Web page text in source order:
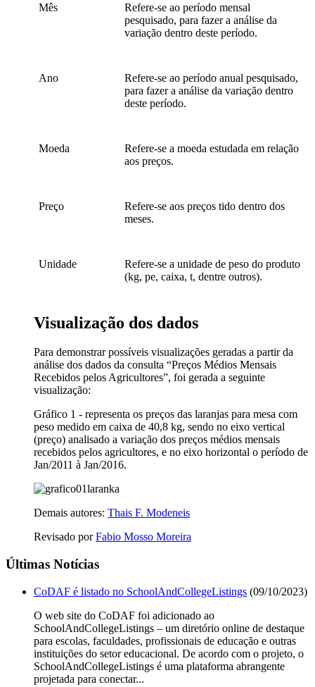
Mês
Refere-se ao período mensal
pesquisado, para fazer a análise da
variação dentro deste período.
Ano
Refere-se ao período anual pesquisado,
para fazer a análise da variação dentro
deste período.
Moeda
Refere-se a moeda estudada em relação
aos preços.
Preço
Refere-se aos preços tido dentro dos
meses.
Unidade
Refere-se a unidade de peso do produto
(kg, pe, caixa, t, dentre outros).
Visualização dos dados
Para demonstrar possíveis visualizações geradas a partir da
análise dos dados da consulta “Preços Médios Mensais
Recebidos pelos Agricultores”, foi gerada a seguinte
visualização:
Gráfico 1 - representa os preços das laranjas para mesa com
peso medido em caixa de 40,8 kg, sendo no eixo vertical
(preço) analisado a variação dos preços médios mensais
recebidos pelos agricultores, e no eixo horizontal o período de
Jan/2011 à Jan/2016.
Demais autores: Thais F. Modeneis
Revisado porFabio Mosso Moreira
Últimas Notícias
CoDAF é listado no SchoolAndCollegeListings (09/10/2023)
O web site do CoDAF foi adicionado ao
SchoolAndCollegeListings – um diretório online de destaque
para escolas, faculdades, profissionais de educação e outras
instituições do setor educacional. De acordo com o projeto, o
SchoolAndCollegeListings é uma plataforma abrangente
projetada para conectar...